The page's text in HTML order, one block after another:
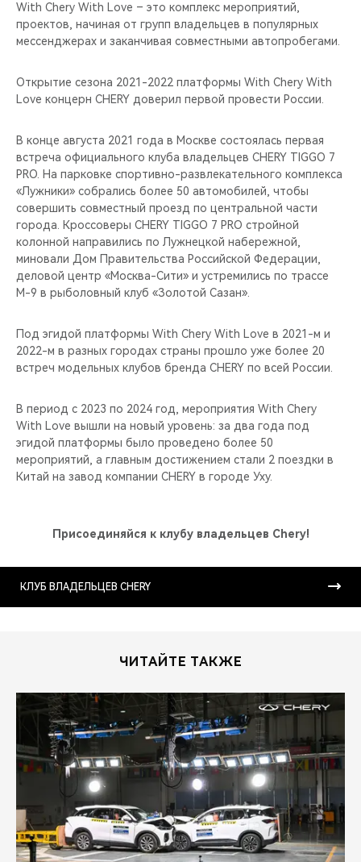
With Chery With Love – это комплекс мероприятий,
проектов, начиная от групп владельцев в популярных
мессенджерах и заканчивая совместными автопробегами.
Открытие сезона 2021-2022 платформы With Chery With
Love концерн CHERY доверил первой провести России.
В конце августа 2021 года в Москве состоялась первая
встреча официального клуба владельцев CHERY TIGGO 7
PRO. На парковке спортивно-развлекательного комплекса
«Лужники» собрались более 50 автомобилей, чтобы
совершить совместный проезд по центральной части
города. Кроссоверы CHERY TIGGO 7 PRO стройной
колонной направились по Лужнецкой набережной,
миновали Дом Правительства Российской Федерации,
деловой центр «Москва-Сити» и устремились по трассе
М-9 в рыболовный клуб «Золотой Сазан».
Под эгидой платформы With Chery With Love в 2021-м и
2022-м в разных городах страны прошло уже более 20
встреч модельных клубов бренда CHERY по всей России.
В период с 2023 по 2024 год, мероприятия With Chery
With Love вышли на новый уровень: за два года под
эгидой платформы было проведено более 50
мероприятий, а главным достижением стали 2 поездки в
Китай на завод компании CHERY в городе Уху.
Присоединяйся к клубу владельцев Chery!
КЛУБ ВЛАДЕЛЬЦЕВ CHERY
ЧИТАЙТЕ ТАКЖЕ